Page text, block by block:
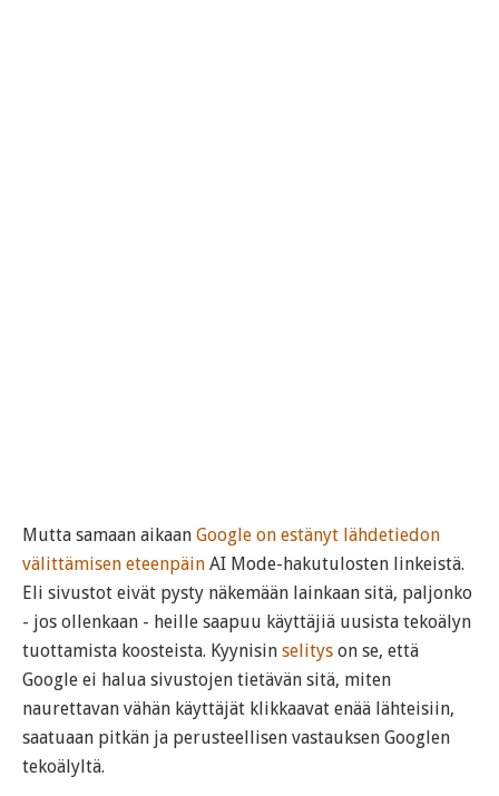
Mutta samaan aikaan Google on estänyt lähdetiedon
välittämisen eteenpäin AI Mode-hakutulosten linkeistä.
Eli sivustot eivät pysty näkemään lainkaan sitä, paljonko
- jos ollenkaan - heille saapuu käyttäjiä uusista tekoälyn
tuottamista koosteista. Kyynisin selitys on se, että
Google ei halua sivustojen tietävän sitä, miten
naurettavan vähän käyttäjät klikkaavat enää lähteisiin,
saatuaan pitkän ja perusteellisen vastauksen Googlen
tekoälyltä.